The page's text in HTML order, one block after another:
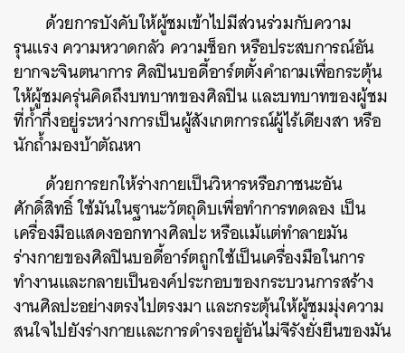
ด้วยการบังคับให้ผู้ชมเข้าไปมีส่วนร่วมกับความ
รุนแรง ความหวาดกลัว ความช็อก หรือประสบการณ์อัน
ยากจะจินตนาการ ศิลปินบอดี้อาร์ตตั้งคำถามเพื่อกระตุ้น
ให้ผู้ชมครุ่นคิดถึงบทบาทของศิลปิน และบทบาทของผู้ชม
ที่ก้ำกึ่งอยู่ระหว่างการเป็นผู้สังเกตการณ์ผู้ไร้เดียงสา หรือ
นักถ้ำมองบ้าตัณหา
ด้วยการยกให้ร่างกายเป็นวิหารหรือภาชนะอัน
ศักดิ์สิทธิ์ ใช้มันในฐานะวัตถุดิบเพื่อทำการทดลอง เป็น
เครื่องมือแสดงออกทางศิลปะ หรือแม้แต่ทำลายมัน
ร่างกายของศิลปินบอดี้อาร์ตถูกใช้เป็นเครื่องมือในการ
ทำงานและกลายเป็นองค์ประกอบของกระบวนการสร้าง
งานศิลปะอย่างตรงไปตรงมา และกระตุ้นให้ผู้ชมมุ่งความ
สนใจไปยังร่างกายและการดำรงอยู่อันไม่จีรังยั่งยืนของมัน